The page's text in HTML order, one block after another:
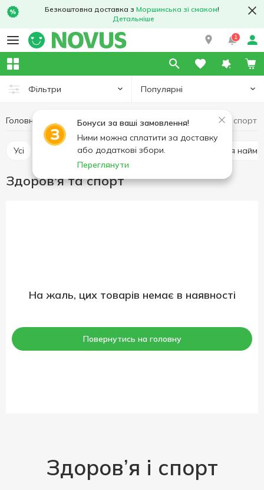
Безкоштовна доставка з Моршинська зі смаком!
Детальніше
1
Фільтри Популярні
Бонуси за ваші замовлення!
Ними можна сплатити за доставку
або додаткові збори.
Переглянути
Головна Хобі та відпочинок Книги Здоров'я та спорт
Усі Розмальовки, наліпки, творчість Книги для
Здоров'я та спорт
На жаль, цих товарів немає в наявності
Повернутись на головну
Здоров’я і спорт